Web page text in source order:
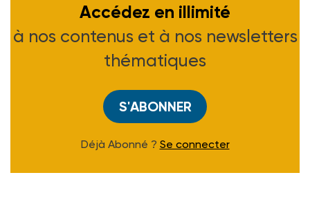
Accédez en illimité
à nos contenus et à nos newsletters
thématiques
S'ABONNER
Déjà Abonné ? Se connecter